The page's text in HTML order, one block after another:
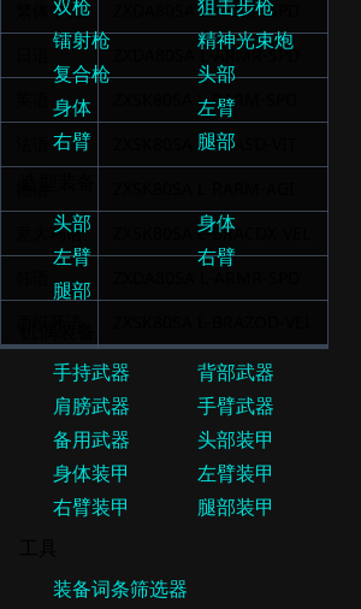
繁体中文
ZXDA80SA L-ARMR-SPD
日语
ZXDA80SA L-ARMR-SPD
英语
ZXSK80SA L-RARM-SPD
法语
ZXSK80SA L-BRASD-VIT
意大利语
ZXSK80SA L-BRACDX-VEL
韩语